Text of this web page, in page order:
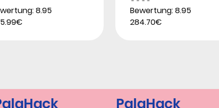
8.95
Bewertung: 8.95
284.70€